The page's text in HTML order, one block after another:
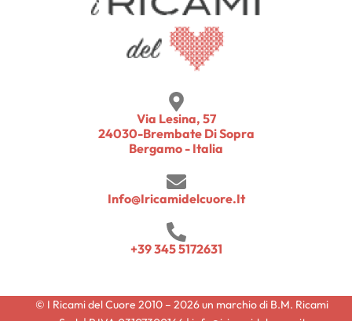
Via Lesina, 57
24030-Brembate Di Sopra
Bergamo - Italia
Info@iricamidelcuore.it
+39 345 5172631
© I Ricami del Cuore 2010 – 2026 un marchio di B.M. Ricami